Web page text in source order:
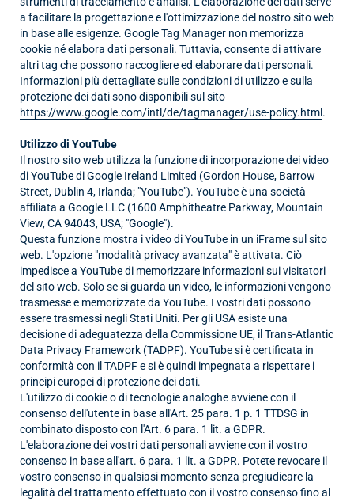
a facilitare la progettazione e l'ottimizzazione del nostro sito web
in base alle esigenze. Google Tag Manager non memorizza
cookie né elabora dati personali. Tuttavia, consente di attivare
altri tag che possono raccogliere ed elaborare dati personali.
Informazioni più dettagliate sulle condizioni di utilizzo e sulla
protezione dei dati sono disponibili sul sito
https://www.google.com/intl/de/tagmanager/use-policy.html.
Utilizzo di YouTube
Il nostro sito web utilizza la funzione di incorporazione dei video
di YouTube di Google Ireland Limited (Gordon House, Barrow
Street, Dublin 4, Irlanda; "YouTube"). YouTube è una società
affiliata a Google LLC (1600 Amphitheatre Parkway, Mountain
View, CA 94043, USA; "Google").
Questa funzione mostra i video di YouTube in un iFrame sul sito
web. L'opzione "modalità privacy avanzata" è attivata. Ciò
impedisce a YouTube di memorizzare informazioni sui visitatori
del sito web. Solo se si guarda un video, le informazioni vengono
trasmesse e memorizzate da YouTube. I vostri dati possono
essere trasmessi negli Stati Uniti. Per gli USA esiste una
decisione di adeguatezza della Commissione UE, il Trans-Atlantic
Data Privacy Framework (TADPF). YouTubesi è certificata in
conformità con il TADPF e si è quindi impegnata a rispettare i
principi europei di protezione dei dati.
L'utilizzo di cookie o di tecnologie analoghe avviene con il
consenso dell'utente in base all'Art. 25 para. 1 p. 1 TTDSG in
combinato disposto con l'Art. 6 para. 1 lit. a GDPR.
L'elaborazione dei vostri dati personali avviene con il vostro
consenso in base all'art. 6 para. 1 lit. a GDPR. Potete revocare il
vostro consenso in qualsiasi momento senza pregiudicare la
legalità del trattamento effettuato con il vostro consenso fino al